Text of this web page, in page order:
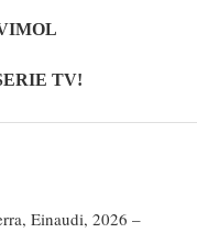
TV!
Einaudi, 2026 –